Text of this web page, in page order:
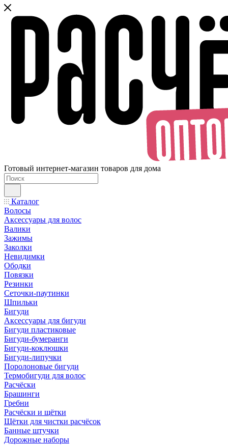
Готовый интернет-магазин товаров для дома
Каталог
Волосы
Аксессуары для волос
Валики
Зажимы
Заколки
Невидимки
Ободки
Повязки
Резинки
Сеточки-паутинки
Шпильки
Бигуди
Аксессуары для бигуди
Бигуди пластиковые
Бигуди-бумеранги
Бигуди-коклюшки
Бигуди-липучки
Поролоновые бигуди
Термобигуди для волос
Расчёски
Брашинги
Гребни
Расчёски и щётки
Щётки для чистки расчёсок
Банные штучки
Дорожные наборы